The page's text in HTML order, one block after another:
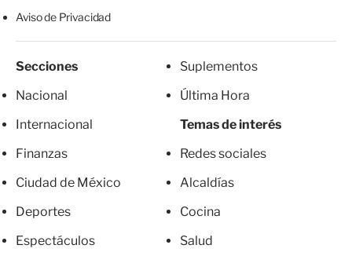
Aviso de Privacidad
Secciones
Nacional
Internacional
Finanzas
Ciudad de México
Deportes
Espectáculos
Suplementos
Última Hora
Temas de interés
Redes sociales
Alcaldías
Cocina
Salud